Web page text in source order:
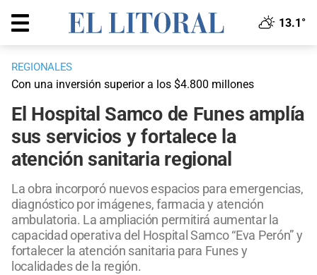
13.1°
REGIONALES
Con una inversión superior a los $4.800 millones
El Hospital Samco de Funes amplía
sus servicios y fortalece la
atención sanitaria regional
La obra incorporó nuevos espacios para emergencias,
diagnóstico por imágenes, farmacia y atención
ambulatoria. La ampliación permitirá aumentar la
capacidad operativa del Hospital Samco “Eva Perón” y
fortalecer la atención sanitaria para Funes y
localidades de la región.